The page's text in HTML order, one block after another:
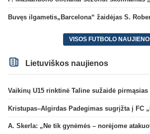
VISOS FUTBOLO
Lietuviškos naujienos
A. Skerla: „Ne tik gynėmės – norėjome